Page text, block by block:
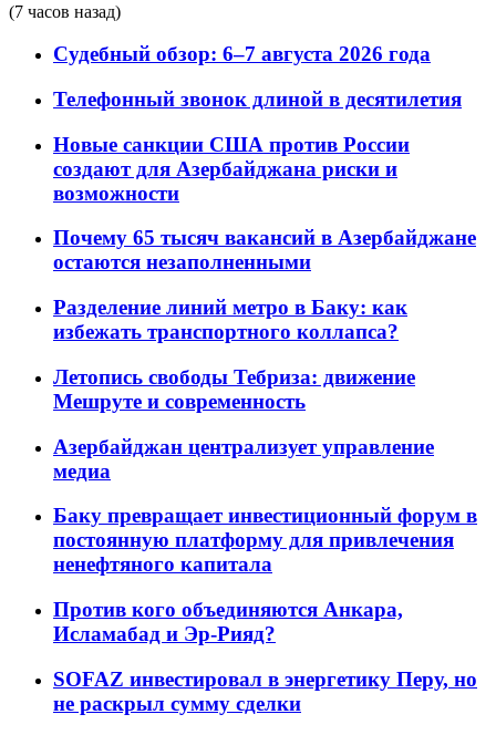
(7 часов назад)
Судебный обзор: 6–7 августа 2026 года
Телефонный звонок длиной в десятилетия
Новые санкции США против России
создают для Азербайджана риски и
возможности
Почему 65 тысяч вакансий в Азербайджане
остаются незаполненными
Разделение линий метро в Баку: как
избежать транспортного коллапса?
Летопись свободы Тебриза: движение
Мешруте и современность
Азербайджан централизует управление
медиа
Баку превращает инвестиционный форум в
постоянную платформу для привлечения
ненефтяного капитала
Против кого объединяются Анкара,
Исламабад и Эр-Рияд?
SOFAZ инвестировал в энергетику Перу, но
не раскрыл сумму сделки